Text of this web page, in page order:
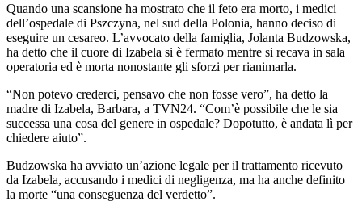
Quando una scansione ha mostrato che il feto era morto, i medici
dell’ospedale di Pszczyna, nel sud della Polonia, hanno deciso di
eseguire un cesareo. L’avvocato della famiglia, Jolanta Budzowska,
ha detto che il cuore di Izabela si è fermato mentre si recava in sala
operatoria ed è morta nonostante gli sforzi per rianimarla.
“Non potevo crederci, pensavo che non fosse vero”, ha detto la
madre di Izabela, Barbara, a TVN24. “Com’è possibile che le sia
successa una cosa del genere in ospedale? Dopotutto, è andata lì per
chiedere aiuto”.
Budzowska ha avviato un’azione legale per il trattamento ricevuto
da Izabela, accusando i medici di negligenza, ma ha anche definito
la morte “una conseguenza del verdetto”.